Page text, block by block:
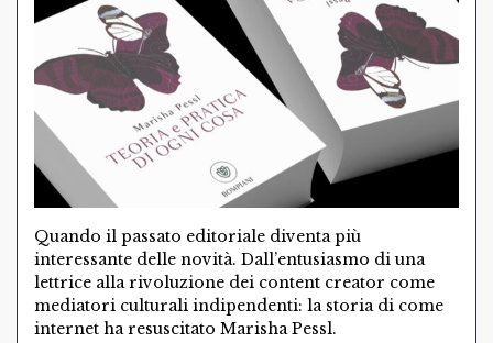
Quando il passato editoriale diventa più
interessante delle novità. Dall’entusiasmo di una
lettrice alla rivoluzione dei content creator come
mediatori culturali indipendenti: la storia di come
internet ha resuscitato Marisha Pessl.